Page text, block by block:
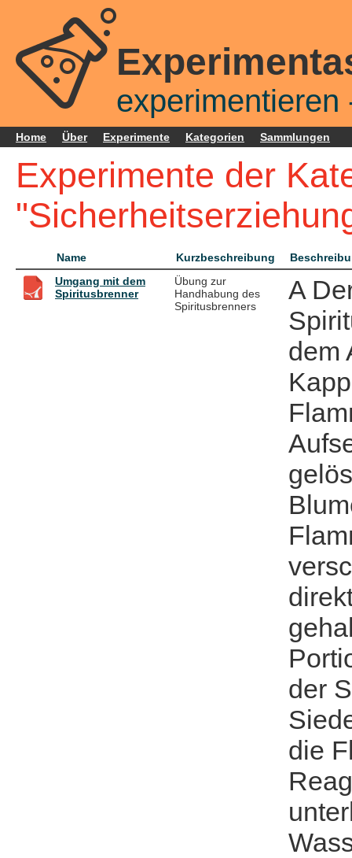
experimentieren
Home Über Experimente Kategorien Sammlungen
Experimente der
Name Kurzbeschreibung
Umgang mit dem
Spiritusbrenner
Übung zur
Handhabung des
Spiritusbrenners
A
dem
der
die